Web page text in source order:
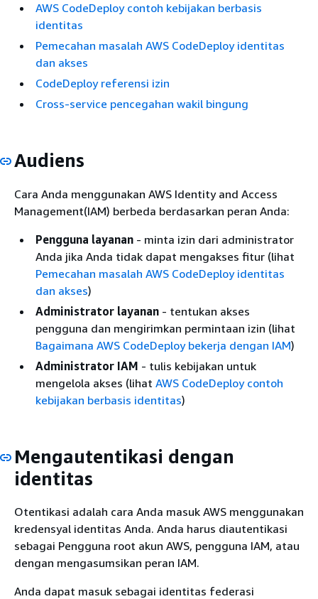
AWS CodeDeploy contoh kebijakan berbasis
identitas
Pemecahan masalah AWS CodeDeploy identitas
dan akses
CodeDeploy referensi izin
Cross-service pencegahan wakil bingung
Audiens
Cara Anda menggunakan AWS Identity and Access
Management(IAM) berbeda berdasarkan peran Anda:
Pengguna layanan - minta izin dari administrator
Anda jika Anda tidak dapat mengakses fitur (lihat
Pemecahan masalah AWS CodeDeploy identitas
dan akses)
Administrator layanan - tentukan akses
pengguna dan mengirimkan permintaan izin (lihat
Bagaimana AWS CodeDeploy bekerja dengan IAM)
Administrator IAM - tulis kebijakan untuk
mengelola akses (lihat AWS CodeDeploy contoh
kebijakan berbasis identitas)
Mengautentikasi dengan
identitas
Otentikasi adalah cara Anda masuk AWS menggunakan
kredensyal identitas Anda. Anda harus diautentikasi
sebagai Pengguna root akun AWS, pengguna IAM, atau
dengan mengasumsikan peran IAM.
Anda dapat masuk sebagai identitas federasi